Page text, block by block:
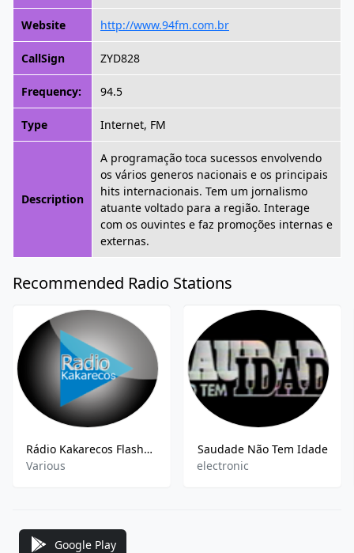
Website http://www.94fm.com.br
CallSign ZYD828
Frequency: 94.5
Type Internet, FM
Description
A programação toca sucessos envolvendo
os vários generos nacionais e os principais
hits internacionais. Tem um jornalismo
atuante voltado para a região. Interage
com os ouvintes e faz promoções internas e
externas.
Recommended Radio Stations
Rádio Kakarecos Flashback
Various
Saudade Não Tem Idade
electronic
Google Play